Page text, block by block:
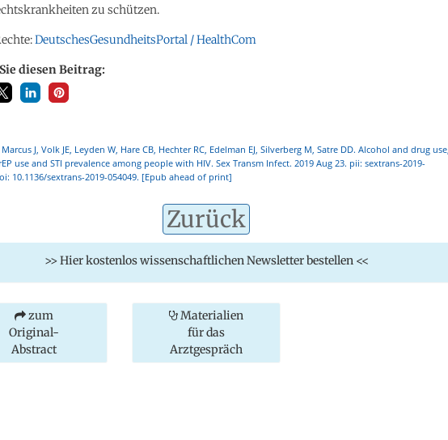
zu schützen.
DeutschesGesundheitsPortal / HealthCom
diesen Beitrag:
J, Volk JE, Leyden W, Hare CB, Hechter RC, Edelman EJ, Silverberg M, Satre DD. Alcohol and drug use,
use and STI prevalence among people with HIV. Sex Transm Infect. 2019 Aug 23. pii: sextrans-2019-
10.1136/sextrans-2019-054049. [Epub ahead of print]
Zurück
>> Hier kostenlos wissenschaftlichen Newsletter bestellen <<
zum
Original-
Abstract
Materialien
für das
Arztgespräch